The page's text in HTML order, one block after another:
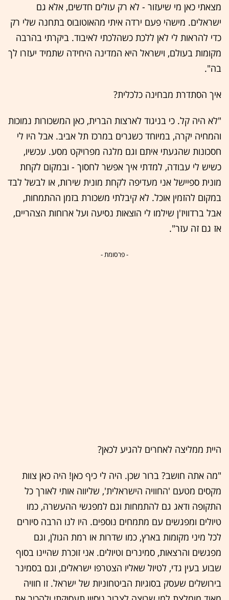
מצאתי כאן מי שיעזור - לא רק עולים חדשים, אלא גם
ישראלים. מישהי פעם ירדה איתי מהאוטובוס בתחנה שלי רק
כדי להראות לי לאן ללכת כשהלכתי לאיבוד. ביקרתי בהרבה
מקומות בעולם, וישראל היא המדינה היחידה שתמיד יעזרו לך
בה".
איך הסתדרת מבחינה כלכלית?
"לא היה קל. כי בניגוד לארצות הברית, כאן המשכורות נמוכות
והמחיה יקרה, במיוחד כשגרים במרכז תל אביב. אבל היו לי
חסכונות שהגעתי איתם וגם מלגה מפרויקט מסע. עכשיו,
כשיש לי עבודה, למדתי איך אפשר לחסוך - ובמקום לקחת
מונית ספיישל אני מעדיפה לקחת מונית שירות, או לבשל לבד
במקום להזמין אוכל. לא קיבלתי משכורת בזמן ההתמחות,
אבל ברדוויז'ן שילמו לי הוצאות נסיעה ועל ארוחות הצהריים,
אז גם זה עזר".
- פרסומת -
היית ממליצה לאחרים להגיע לכאן?
"מה אתה חושב? ברור שכן. היה לי כיף כאן! היה כאן צוות
מקסים מטעם 'החוויה הישראלית', שליווה אותי לאורך כל
התקופה ודאג גם להתמחות וגם למפגשי ההעשרה, כמו
טיולים ומפגשים עם מתמחים נוספים. היו לנו הרבה סיורים
לכל מיני מקומות בארץ, כמו שדרות או רמת הגולן, וגם
מפגשים והרצאות, סמינרים וטיולים. אני זוכרת שהיינו בסוף
שבוע בעין גדי, לטיול שאליו הצטרפו ישראלים, וגם בסמינר
בירושלים שעסק בסוגיות הביטחוניות של ישראל. זו חוויה